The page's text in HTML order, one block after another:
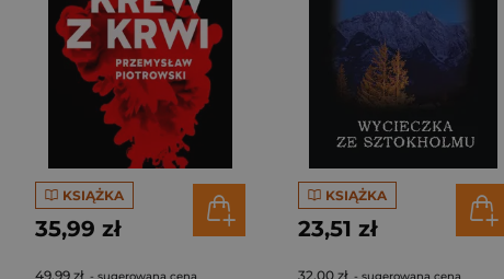
KSIĄŻKA
35,99 zł
49,99 zł
KSIĄŻKA
23,51 zł
32,00 zł